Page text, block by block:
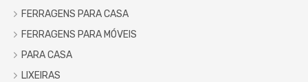
FERRAGENS PARA CASA
FERRAGENS PARA MÓVEIS
PARA CASA
LIXEIRAS